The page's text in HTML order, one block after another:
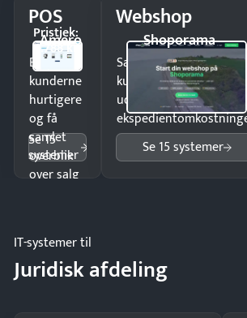
POS
Amero
Pristjek:
4.788 kr
Ekspedér
kunderne
hurtigere
og få
samlet
overblik
over salg
Se 15
systemer
Webshop
Shoporama
Sælg produkter 24/7 til
kunder i hele landet
uden
Se 15 systemer
IT-systemer til
Juridisk afdeling